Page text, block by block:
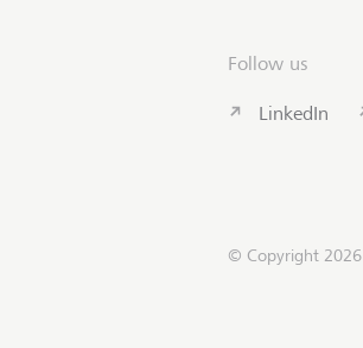
Follow us
LinkedIn
© Copyright 2026